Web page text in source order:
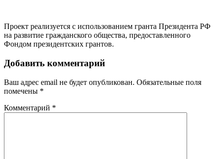
Проект реализуется с использованием гранта Президента РФ
на развитие гражданского общества, предоставленного
Фондом президентских грантов.
Добавить комментарий
Ваш адрес email не будет опубликован. Обязательные поля
помечены *
Комментарий *